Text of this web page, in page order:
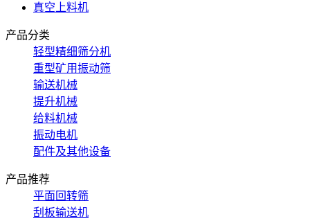
真空上料机
产品分类
轻型精细筛分机
重型矿用振动筛
输送机械
提升机械
给料机械
振动电机
配件及其他设备
产品推荐
平面回转筛
刮板输送机